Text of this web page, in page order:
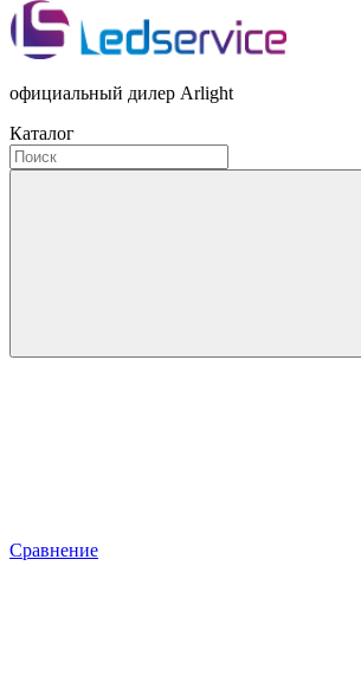
официальный дилер Arlight
Каталог
Сравнение